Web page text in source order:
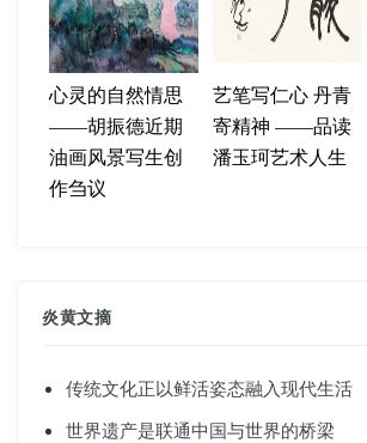
心灵的自然情思
——胡振德近期
油画风景写生创
作刍议
艺笔写仁心 丹青
寄精神 ——品读
潘玉珂艺术人生
炎黄文摘
传统文化正以鲜活姿态融入现代生活
世界遗产是联通中国与世界的桥梁